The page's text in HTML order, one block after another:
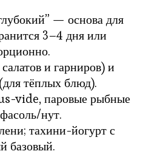
— основа для
3–4 дня или
и гарниров) и
тёплых блюд).
vide, паровые рыбные
нут.
тахини-йогурт с
базовый.